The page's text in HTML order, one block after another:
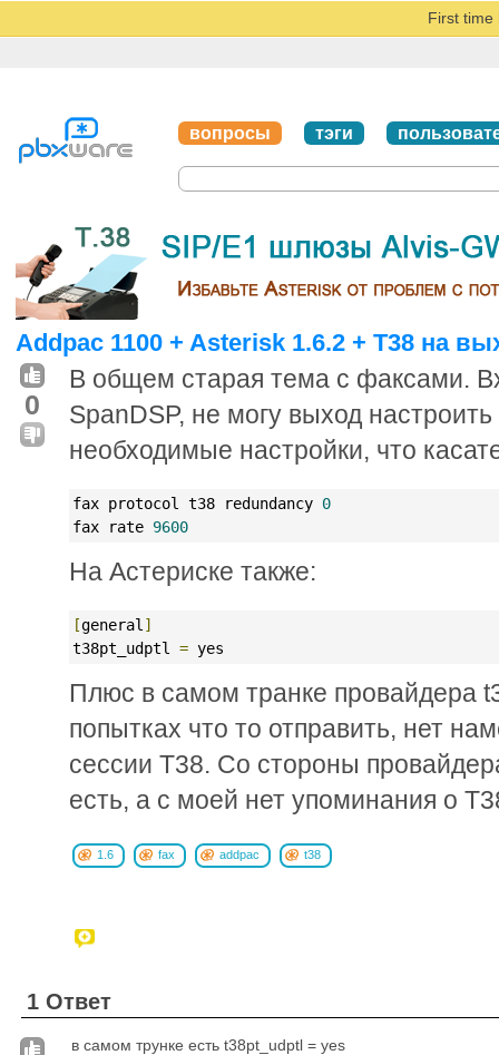
First time
вопросы тэги
Addpac 1100 + Asterisk 1.6.2 + T38 на
0
В общем старая тема с факсами.
SpanDSP, не могу выход
необходимые настройки, что
fax protocol t38 redundancy 0
fax rate 9600
На Астериске также:
[general ]
t38pt_udptl = yes
Плюс в самом транке провайдера
попытках что то отправить, нет
сессии T38. Со стороны
есть, а с моей нет упоминания о
1.6 fax addpac t38
1 Ответ
в самом трунке есть t38pt_udptl = yes